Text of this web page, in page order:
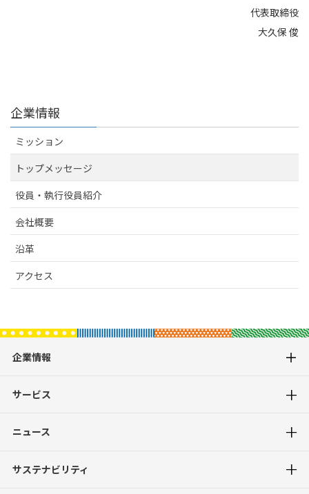
代表取締役
大久保 俊
企業情報
ミッション
トップメッセージ
役員・執行役員紹介
会社概要
沿革
アクセス
企業情報
サービス
ニュース
サステナビリティ